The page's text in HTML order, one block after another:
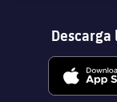
Descarga